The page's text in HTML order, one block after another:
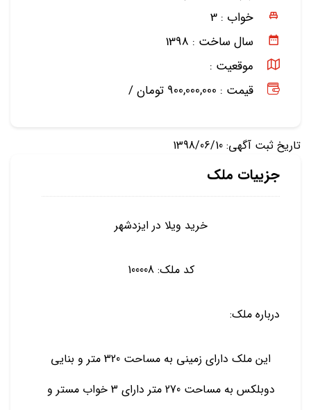
خواب : 3
سال ساخت : 1398
موقعیت :
قیمت : 900,000,000 تومان /
تاریخ ثبت آگهی: 1398/06/10
جزییات ملک
خرید ویلا در ایزدشهر
کد ملک: 100008
درباره ملک:
این ملک دارای زمینی به مساحت 320 متر و بنایی
دوبلکس به مساحت 270 متر دارای 3 خواب مستر و